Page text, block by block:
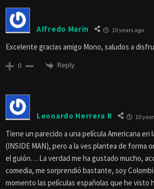
Alfredo Marin 10 years ago
Excelente gracias amigo Mono, saludos a
0 Reply
Leonardo Herrera R 10
Tiene un parecido a una película Americana en
(INSIDE MAN), pero a la ves plantea de forma
el guión… La verdad me ha gustado mucho,
comedia, me sorprendió bastante, soy
momento las películas españolas que he visto